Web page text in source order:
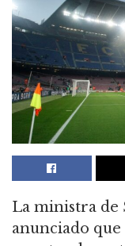
La ministra de
anunciado